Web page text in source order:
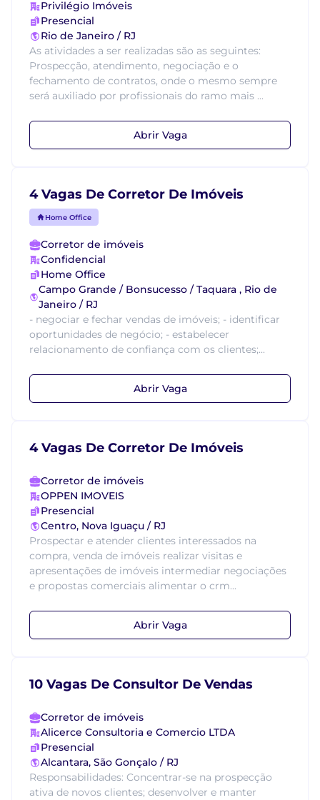
Privilégio Imóveis
Presencial
Rio de Janeiro / RJ
As atividades a ser realizadas são as seguintes:
Prospecção, atendimento, negociação e o
fechamento de contratos, onde o mesmo sempre
será auxiliado por profissionais do ramo mais ...
Abrir Vaga
4 Vagas De Corretor De Imóveis
Home Office
Corretor de imóveis
Confidencial
Home Office
Campo Grande / Bonsucesso / Taquara , Rio de
Janeiro / RJ
- negociar e fechar vendas de imóveis; - identificar
oportunidades de negócio; - estabelecer
relacionamento de confiança com os clientes;...
Abrir Vaga
4 Vagas De Corretor De Imóveis
Corretor de imóveis
OPPEN IMOVEIS
Presencial
Centro, Nova Iguaçu / RJ
Prospectar e atender clientes interessados na
compra, venda de imóveis realizar visitas e
apresentações de imóveis intermediar negociações
e propostas comerciais alimentar o crm...
Abrir Vaga
10 Vagas De Consultor De Vendas
Corretor de imóveis
Alicerce Consultoria e Comercio LTDA
Presencial
Alcantara, São Gonçalo / RJ
Responsabilidades: Concentrar-se na prospecção
ativa de novos clientes; desenvolver e manter